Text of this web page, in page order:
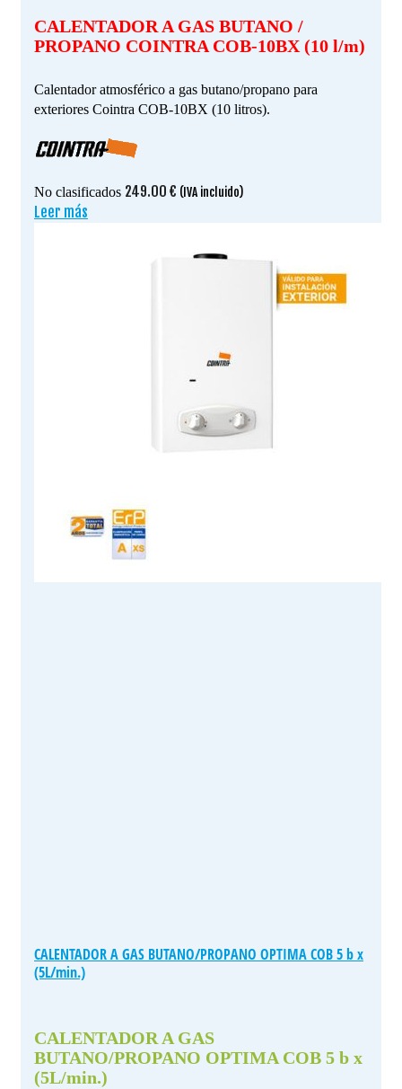
CALENTADOR A GAS BUTANO /
PROPANO COINTRA COB-10BX (10 l/m)
Calentador atmosférico a gas butano/propano para
exteriores Cointra COB-10BX (10 litros).
No clasificados 249.00 € (IVA incluido)
Leer más
CALENTADOR A GAS BUTANO/PROPANO OPTIMA COB 5 b x
(5L/min.)
CALENTADOR A GAS
BUTANO/PROPANO OPTIMA COB 5 b x
(5L/min.)